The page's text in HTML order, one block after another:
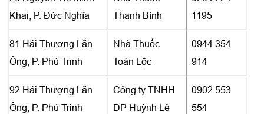
Khai, P. Đức Nghĩa
Thanh Bình
1195
81 Hải Thượng Lãn
Ông, P. Phú Trinh
Nhà Thuốc
Toàn Lộc
0944 354
914
92 Hải Thượng Lãn
Ông, P. Phú Trinh
Công ty TNHH
DP Huỳnh Lê
0902 553
554